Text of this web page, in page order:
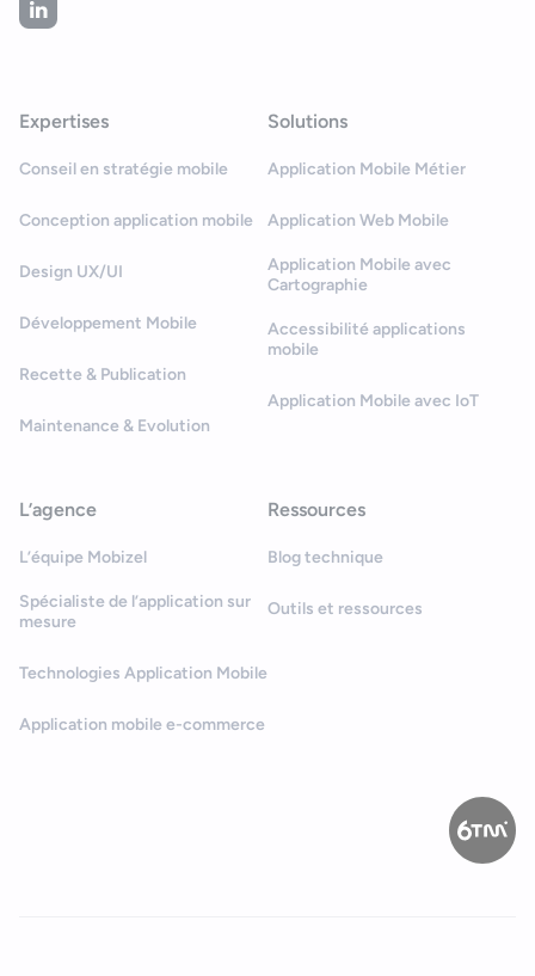
Expertises
Conseil en stratégie mobile
Conception application mobile
Design UX/UI
Développement Mobile
Recette & Publication
Maintenance & Evolution
Solutions
Application Mobile Métier
Application Web Mobile
Application Mobile avec
Cartographie
Accessibilité applications
mobile
Application Mobile avec IoT
L’agence
L’équipe Mobizel
Spécialiste de l’application sur
mesure
Technologies Application Mobile
Application mobile e-commerce
Ressources
Blog technique
Outils et ressources